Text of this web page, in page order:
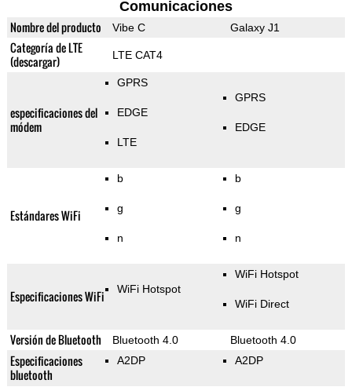
Comunicaciones
Nombre del producto Vibe C Galaxy J1
Categoría de LTE
(descargar)
LTE CAT4
especificaciones del
módem
GPRS
EDGE
LTE
GPRS
EDGE
Estándares WiFi
b
g
n
b
g
n
Especificaciones WiFi WiFi Hotspot
WiFi Hotspot
WiFi Direct
Versión de Bluetooth Bluetooth 4.0 Bluetooth 4.0
Especificaciones
bluetooth
A2DP A2DP